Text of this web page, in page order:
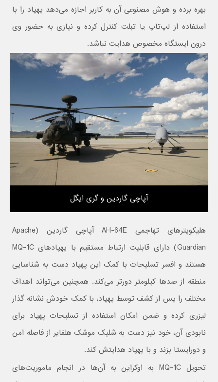
بهره برده و هوش مصنوعی آن به کاربر اجازه می‌دهد پهپاد را با
استفاده از لپ‌تاپ یا تبلت کنترل کرده و نیازی به حضور وی
درون ایستگاه مخصوص هدایت نباشد.
آپاچی گاردین و گری ایگل
هلیکوپترهای تهاجمی AH-64E آپاچی گاردین (Apache
Guardian) دارای قابلیت ارتباط مستقیم با پهپادهای MQ-1C
هستند و افسر تسلیحات با کمک این پهپاد دست به شناسایی
منطقه از صدها کیلومتر دورتر می‌کند. همچنین می‌تواند اهداف
مختلف را پس از کشف توسط پهپاد، با کمک خودش نشانه گذار
لیزری کرده و ضمن امکان استفاده از تسلیحات پهپاد برای
نابودی آن، خود نیز دست به شلیک موشک‌ هلفایر از فاصله امن
و دورایستا بزند و با پهپاد هدایتش کند.
تحویل MQ-1C به اوکراین به آن‌ها در انجام ماموریت‌های